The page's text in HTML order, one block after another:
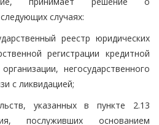
случаях:
реестр юридических
регистрации кредитной
негосударственного
с ликвидацией;
указанных в пункте 2.13
послуживших основанием